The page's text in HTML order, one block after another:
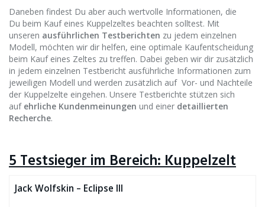
Daneben findest Du aber auch wertvolle Informationen, die
Du beim Kauf eines Kuppelzeltes beachten solltest. Mit
unseren ausführlichen Testberichten zu jedem einzelnen
Modell, möchten wir dir helfen, eine optimale Kaufentscheidung
beim Kauf eines Zeltes zu treffen. Dabei geben wir dir zusätzlich
in jedem einzelnen Testbericht ausführliche Informationen zum
jeweiligen Modell und werden zusätzlich auf Vor- und Nachteile
der Kuppelzelte eingehen. Unsere Testberichte stützen sich
auf ehrliche Kundenmeinungen und einer detaillierten
Recherche.
5 Testsieger im Bereich: Kuppelzelt
Jack Wolfskin – Eclipse III